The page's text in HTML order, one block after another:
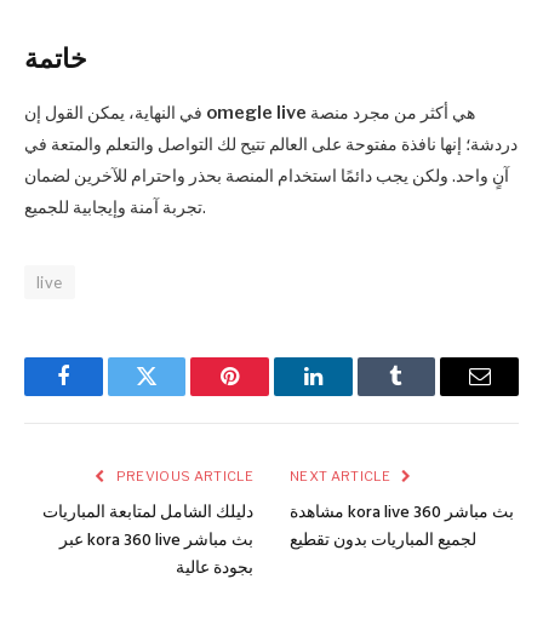
خاتمة
omegle live
دردشة؛ إنها نافذة مفتوحة على العالم تتيح لك التواصل والتعلم والمتعة في
آنٍ واحد. ولكن يجب دائمًا استخدام المنصة بحذر واحترام للآخرين لضمان
تجربة آمنة وإيجابية للجميع.
live
FacebookTwitter Pinterest LinkedInTumblr Email
PREVIOUS ARTICLE
دليلك الشامل لمتابعة المباريات
عبر kora 360 live بث مباشر
بجودة عالية
NEXT ARTICLE
مشاهدة kora live 360 بث مباشر
لجميع المباريات بدون تقطيع